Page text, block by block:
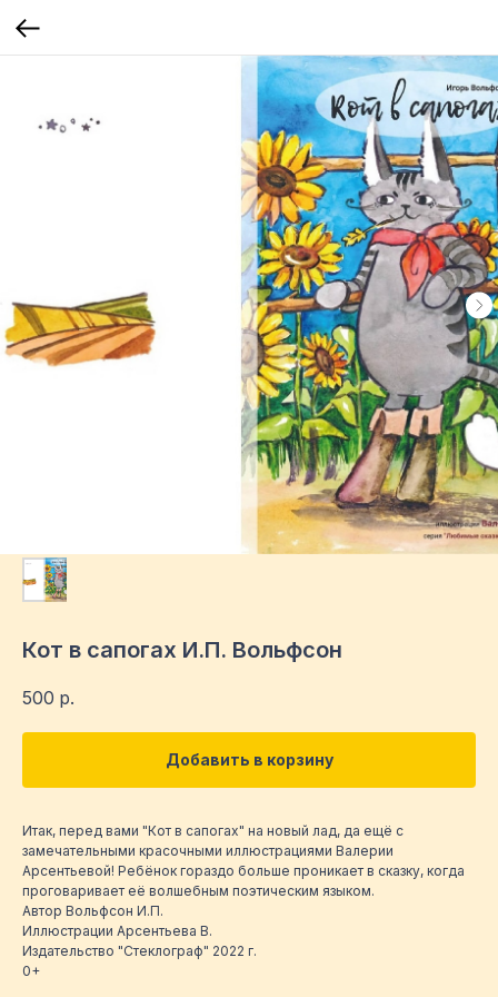
Кот в сапогах И.П. Вольфсон
500 р.
Добавить в корзину
Итак, перед вами "Кот в сапогах" на новый лад, да ещё с
замечательными красочными иллюстрациями Валерии
Арсентьевой! Ребёнок гораздо больше проникает в сказку, когда
проговаривает её волшебным поэтическим языком.
Автор Вольфсон И.П.
Иллюстрации Арсентьева В.
Издательство "Стеклограф" 2022 г.
0+